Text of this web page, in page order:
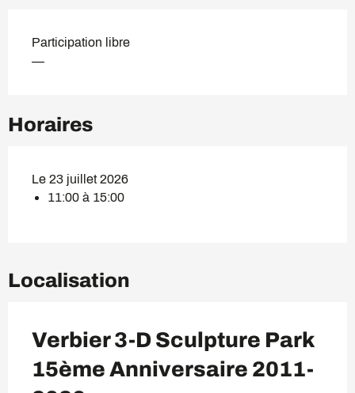
Participation libre
—
Horaires
Le 23 juillet 2026
11:00 à 15:00
Localisation
Verbier 3-D Sculpture Park
15ème Anniversaire 2011-